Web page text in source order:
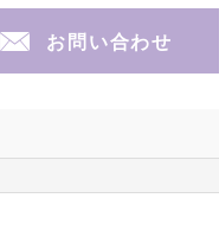
お問い合わせ